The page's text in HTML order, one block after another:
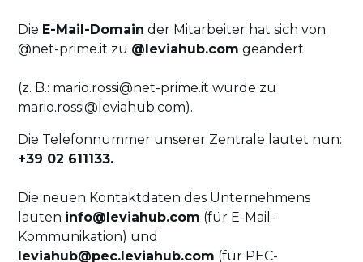
Die E-Mail-Domain der Mitarbeiter hat sich von
@net-prime.it zu @leviahub.com geändert
(z. B.: mario.rossi@net-prime.it wurde zu
mario.rossi@leviahub.com).
Die Telefonnummer unserer Zentrale lautet nun:
+39 02 611133.
Die neuen Kontaktdaten des Unternehmens
lauten info@leviahub.com (für E-Mail-
Kommunikation) und
leviahub@pec.leviahub.com (für PEC-